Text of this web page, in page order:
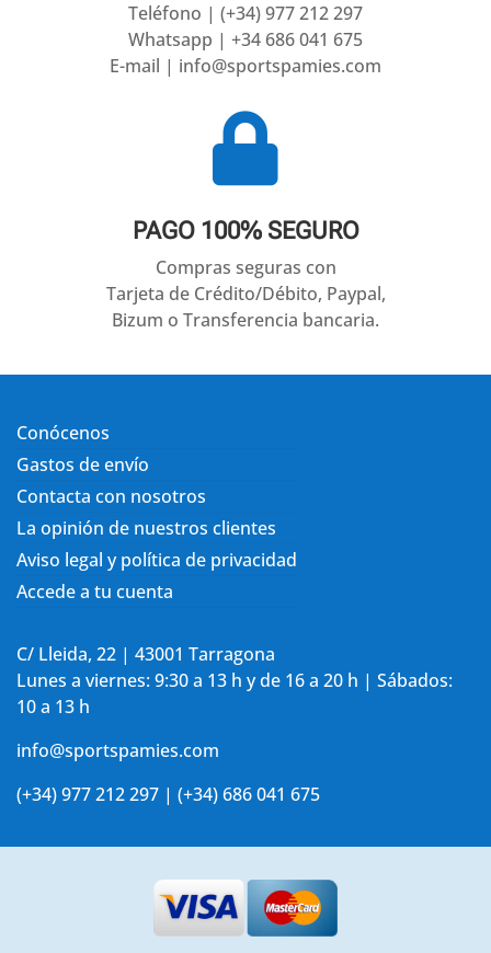
Teléfono | (+34) 977 212 297
Whatsapp | +34 686 041 675
E-mail | info@sportspamies.com

PAGO 100% SEGURO
Compras seguras con
Tarjeta de Crédito/Débito, Paypal,
Bizum o Transferencia bancaria.
Conócenos
Gastos de envío
Contacta con nosotros
La opinión de nuestros clientes
Aviso legal y política de privacidad
Accede a tu cuenta
C/ Lleida, 22 | 43001 Tarragona
Lunes a viernes: 9:30 a 13 h y de 16 a 20 h | Sábados:
10 a 13 h
info@sportspamies.com
(+34) 977 212 297 | (+34) 686 041 675